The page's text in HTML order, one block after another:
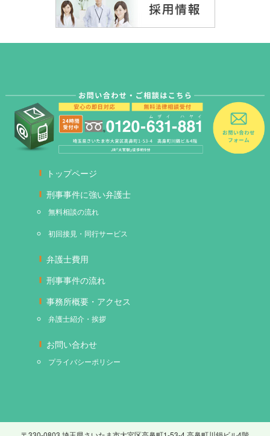
トップページ
刑事事件に強い弁護士
無料相談の流れ
初回接見・同行サービス
弁護士費用
刑事事件の流れ
事務所概要・アクセス
弁護士紹介・挨拶
お問い合わせ
プライバシーポリシー